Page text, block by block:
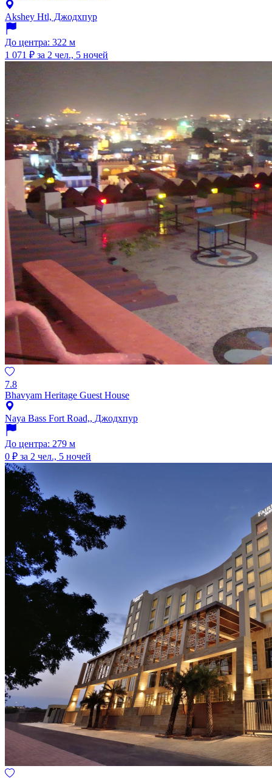
Akshey Htl, Джодхпур
До центра: 322 м
1 071 ₽ за 2 чел., 5 ночей
7.8
Bhavyam Heritage Guest House
Naya Bass Fort Road,, Джодхпур
До центра: 279 м
0 ₽ за 2 чел., 5 ночей